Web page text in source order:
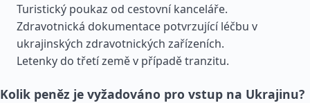
Turistický poukaz od cestovní kanceláře.
Zdravotnická dokumentace potvrzující léčbu v
ukrajinských zdravotnických zařízeních.
Letenky do třetí země v případě tranzitu.
Kolik peněz je vyžadováno pro vstup na Ukrajinu?